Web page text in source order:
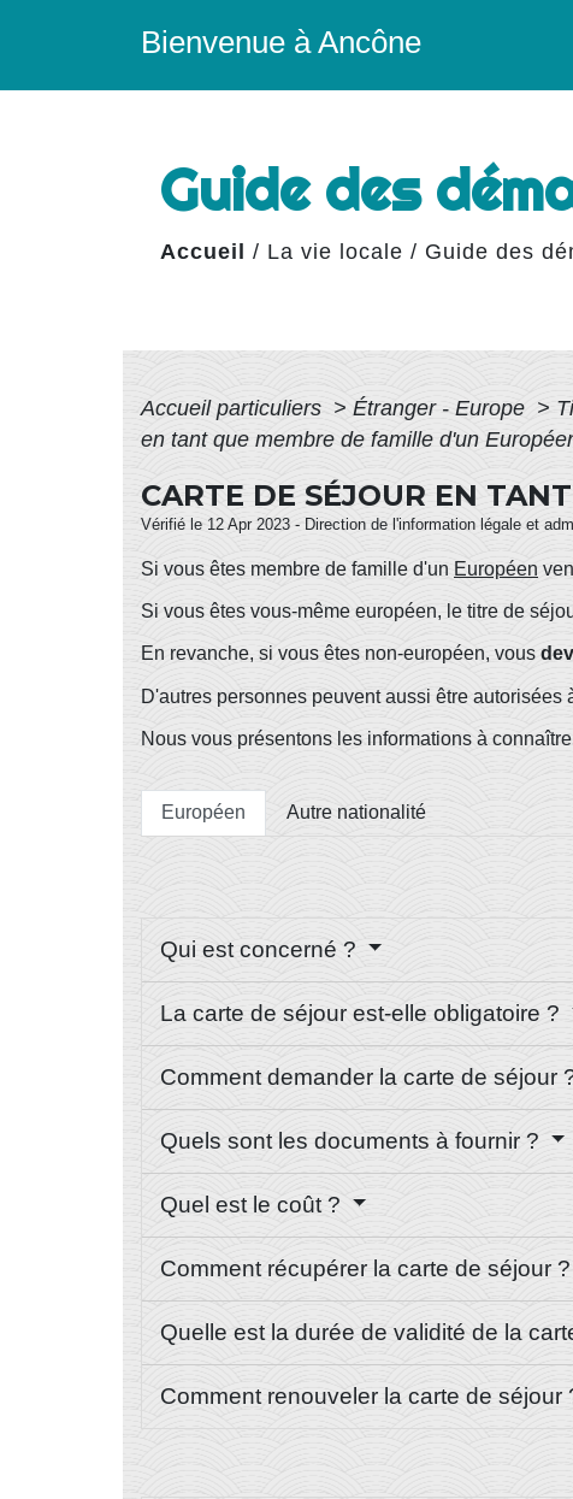
Bienvenue à Ancône
Guide des
Accueil / La vie locale / Guide des
Accueil particuliers > Étranger - Europe >
en tant que membre de famille d'un
CARTE DE SÉJOUR EN
Vérifié le 12 Apr 2023 - Direction de l'information légale et
Si vous êtes membre de famille d'un Européen
Si vous êtes vous-même européen, le titre de
En revanche, si vous êtes non-européen, vous
D'autres personnes peuvent aussi être
Nous vous présentons les informations à
Européen Autre nationalité
Qui est concerné ?
La carte de séjour est-elle obligatoire ?
Comment demander la carte de séjour
Quels sont les documents à fournir ?
Quel est le coût ?
Comment récupérer la carte de séjour ?
Quelle est la durée de validité de la
Comment renouveler la carte de séjour